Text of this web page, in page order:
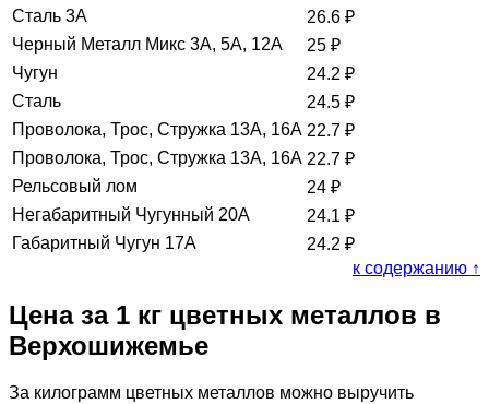
Сталь 3А
26.6 ₽
Черный Металл Микс 3А, 5А, 12А
25 ₽
Чугун
24.2 ₽
Сталь
24.5 ₽
Проволока, Трос, Стружка 13А, 16А 22.7 ₽
Проволока, Трос, Стружка 13А, 16А 22.7 ₽
Рельсовый лом
24 ₽
Негабаритный Чугунный 20А
24.1 ₽
Габаритный Чугун 17А
24.2 ₽
к содержанию ↑
Цена за 1 кг цветных металлов в
Верхошижемье
За килограмм цветных металлов можно выручить